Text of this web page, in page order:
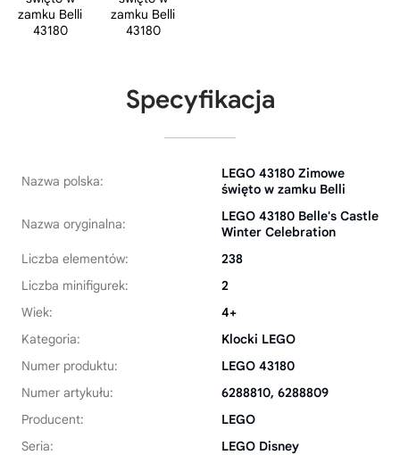
Specyfikacja
Nazwa polska:
LEGO 43180 Zimowe
święto w zamku Belli
Nazwa oryginalna:
LEGO 43180 Belle's Castle
Winter Celebration
Liczba elementów:
238
Liczba minifigurek:
2
Wiek:
4+
Kategoria:
Klocki LEGO
Numer produktu:
LEGO 43180
Numer artykułu:
6288810, 6288809
Producent:
LEGO
Seria:
LEGO Disney